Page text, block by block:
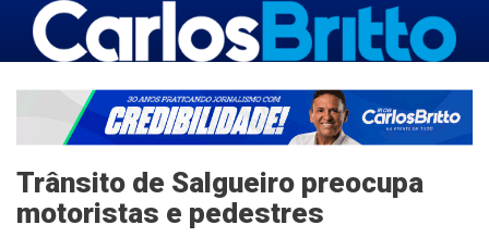
Trânsito de Salgueiro preocupa
motoristas e pedestres